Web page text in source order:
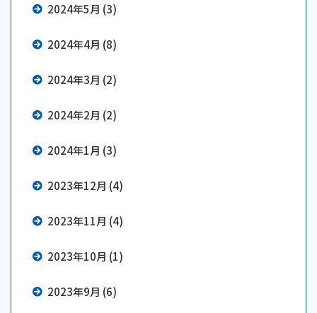
2024年5月 (3)
2024年4月 (8)
2024年3月 (2)
2024年2月 (2)
2024年1月 (3)
2023年12月 (4)
2023年11月 (4)
2023年10月 (1)
2023年9月 (6)